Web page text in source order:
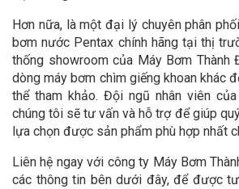
Hơn nữa, là một đại lý chuyên phân
bơm nước Pentax chính hãng tại thị
thống showroom của Máy Bơm Thành
dòng máy bơm chìm giếng khoan khác
thể tham khảo. Đội ngũ nhân viên
chúng tôi sẽ tư vấn và hỗ trợ để giúp
lựa chọn được sản phẩm phù hợp nhất
Liên hệ ngay với công ty Máy Bơm
các thông tin bên dưới đây, để được